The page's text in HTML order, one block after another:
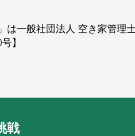
」は一般社団法人 空き家管理
】
戦